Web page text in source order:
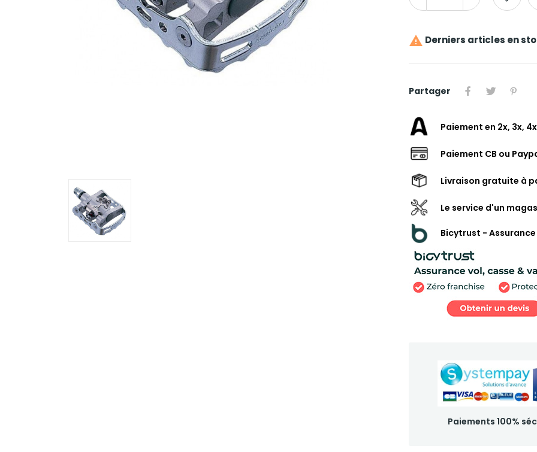
 Derniers articles en
Partager
Paiement en 2x, 3x,
Paiement CB ou
Livraison gratuite à
Le service d'un
Bicytrust -
Paiements 100%